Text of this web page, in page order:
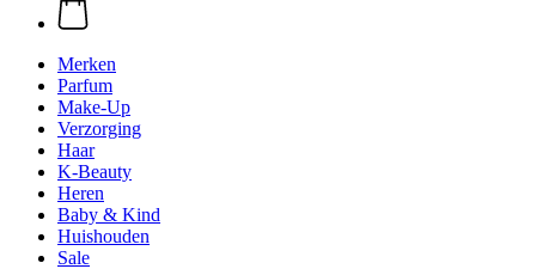
Merken
Parfum
Make-Up
Verzorging
Haar
K-Beauty
Heren
Baby & Kind
Huishouden
Sale